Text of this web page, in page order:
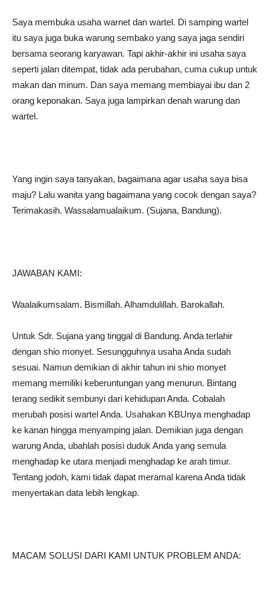
Saya membuka usaha warnet dan wartel. Di samping wartel
itu saya juga buka warung sembako yang saya jaga sendiri
bersama seorang karyawan. Tapi akhir-akhir ini usaha saya
seperti jalan ditempat, tidak ada perubahan, cuma cukup untuk
makan dan minum. Dan saya memang membiayai ibu dan 2
orang keponakan. Saya juga lampirkan denah warung dan
wartel.
Yang ingin saya tanyakan, bagaimana agar usaha saya bisa
maju? Lalu wanita yang bagaimana yang cocok dengan saya?
Terimakasih. Wassalamualaikum. (Sujana, Bandung).
JAWABAN KAMI:
Waalaikumsalam. Bismillah. Alhamdulillah. Barokallah.
Untuk Sdr. Sujana yang tinggal di Bandung. Anda terlahir
dengan shio monyet. Sesungguhnya usaha Anda sudah
sesuai. Namun demikian di akhir tahun ini shio monyet
memang memiliki keberuntungan yang menurun. Bintang
terang sedikit sembunyi dari kehidupan Anda. Cobalah
merubah posisi wartel Anda. Usahakan KBUnya menghadap
ke kanan hingga menyamping jalan. Demikian juga dengan
warung Anda, ubahlah posisi duduk Anda yang semula
menghadap ke utara menjadi menghadap ke arah timur.
Tentang jodoh, kami tidak dapat meramal karena Anda tidak
menyertakan data lebih lengkap.
MACAM SOLUSI DARI KAMI UNTUK PROBLEM ANDA: